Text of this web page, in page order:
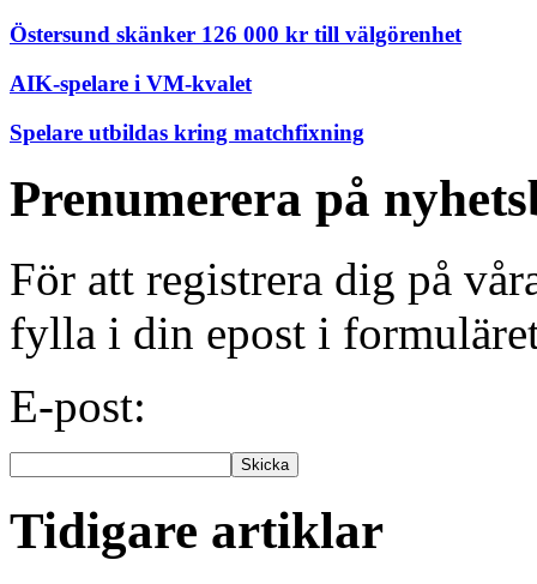
Östersund skänker 126 000 kr till välgörenhet
AIK-spelare i VM-kvalet
Spelare utbildas kring matchfixning
Prenumerera på
För att registrera dig på
fylla i din epost i
E-post:
Tidigare artiklar